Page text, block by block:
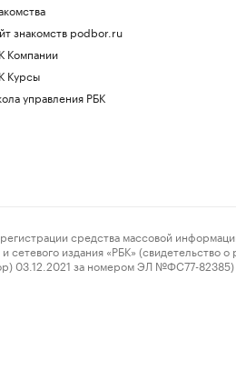
знакомств podbor.ru
Компании
Курсы
управления РБК
средства массовой
издания «РБК» (свидетельство о
03.12.2021 за номером ЭЛ №ФС77-